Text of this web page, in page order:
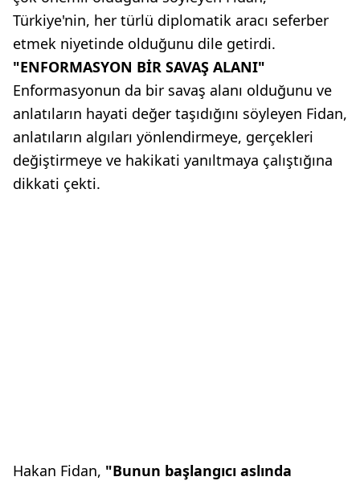
Türkiye'nin, her türlü diplomatik aracı seferber
etmek niyetinde olduğunu dile getirdi.
"ENFORMASYON BİR SAVAŞ ALANI"
Enformasyonun da bir savaş alanı olduğunu ve
anlatıların hayati değer taşıdığını söyleyen Fidan,
anlatıların algıları yönlendirmeye, gerçekleri
değiştirmeye ve hakikati yanıltmaya çalıştığına
dikkati çekti.
Hakan Fidan, "Bunun başlangıcı aslında